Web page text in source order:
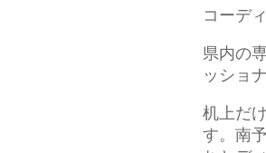
コーデ
県内の
ッショ
机上だ
す。南